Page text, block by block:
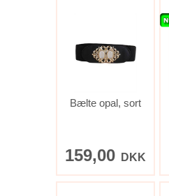
Bælte opal, sort
159,00 DKK